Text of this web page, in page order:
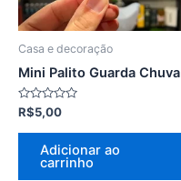
Casa e decoração
Mini Palito Guarda Chuva
Avaliação
de
R$5,00
Adicionar ao
carrinho